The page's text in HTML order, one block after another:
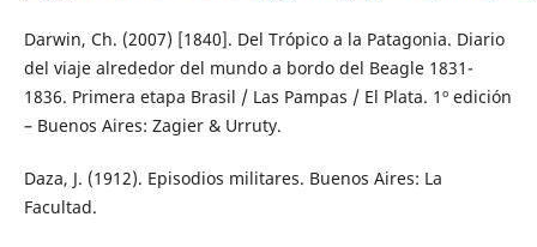
Darwin, Ch. (2007) [1840]. Del Trópico a la Patagonia. Diario
del viaje alrededor del mundo a bordo del Beagle 1831-
1836. Primera etapa Brasil / Las Pampas / El Plata. 1º edición
– Buenos Aires: Zagier & Urruty.
Daza, J. (1912). Episodios militares. Buenos Aires: La
Facultad.